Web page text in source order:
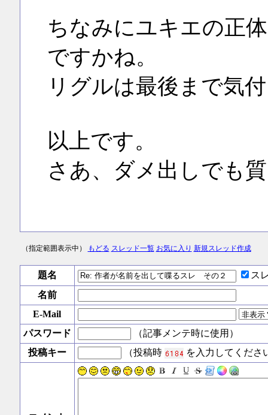
ちなみにユキエの正
ですかね。
リグルは最後まで気
以上です。
さあ、ダメ出しでも
（指定範囲表示中） もどる スレッド一覧 お気に入り 新規スレッド作成
題名
ス
名前
E-Mail
パスワード
（記事メンテ時に使用）
投稿キー
（投稿時 を入力してくださ